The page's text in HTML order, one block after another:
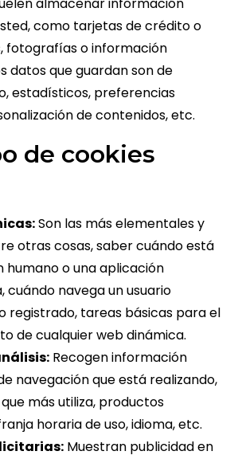
como tarjetas de crédito o
fotografías o información
datos que guardan son de
estadísticos, preferencias
de contenidos, etc.
de cookies
Son las más elementales y
otras cosas, saber cuándo está
humano o una aplicación
cuándo navega un usuario
registrado, tareas básicas para el
de cualquier web dinámica.
Recogen información
navegación que está realizando,
más utiliza, productos
horaria de uso, idioma, etc.
Muestran publicidad en